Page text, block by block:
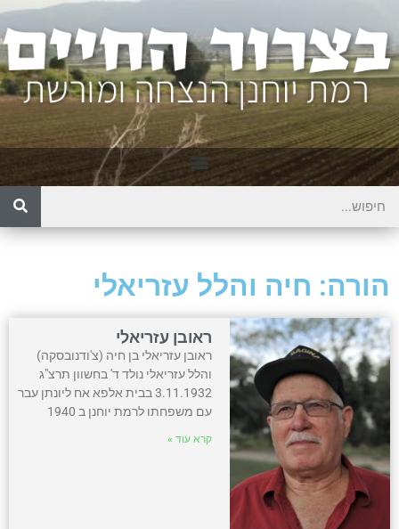
הורה: חיה והלל עזריאלי
ראובן עזריאלי
ראובן עזריאלי בן חיה (צ'ודנובסקה)
והלל עזריאלי נולד ד' בחשוון תרצ"ג
3.11.1932 בבית אלפא אח ליונתן עבר
עם משפחתו לרמת יוחנן ב 1940
קרא עוד »